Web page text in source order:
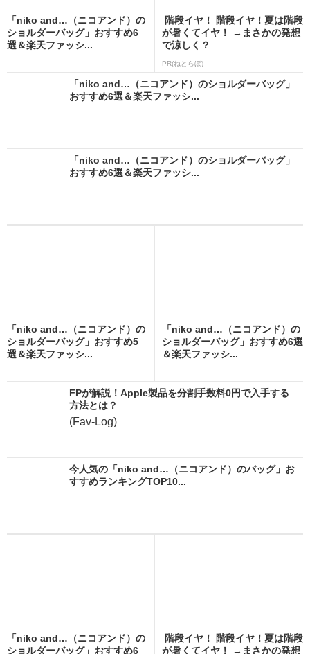
「niko and…（ニコアンド）の
ショルダーバッグ」おすすめ6
選＆楽天ファッシ...
階段イヤ！ 階段イヤ！夏は階段
が暑くてイヤ！ →まさかの発想
で涼しく？
PR(ねとらぼ)
「niko and…（ニコアンド）のショルダーバッグ」
おすすめ6選＆楽天ファッシ...
「niko and…（ニコアンド）のショルダーバッグ」
おすすめ6選＆楽天ファッシ...
「niko and…（ニコアンド）の
ショルダーバッグ」おすすめ5
選＆楽天ファッシ...
「niko and…（ニコアンド）の
ショルダーバッグ」おすすめ6選
＆楽天ファッシ...
FPが解説！Apple製品を分割手数料0円で入手する
方法とは？
(Fav-Log)
今人気の「niko and…（ニコアンド）のバッグ」お
すすめランキングTOP10...
「niko and…（ニコアンド）の
ショルダーバッグ」おすすめ6
階段イヤ！ 階段イヤ！夏は階段
が暑くてイヤ！ →まさかの発想